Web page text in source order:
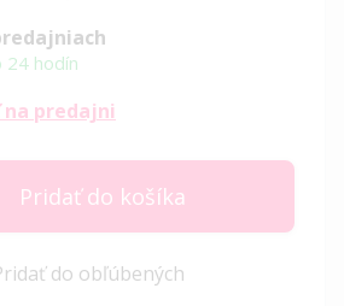
24 hodín
predajni
Pridať do košíka
do obľúbených